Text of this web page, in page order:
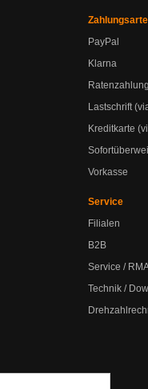
PayPal
Klarna
Lastschrift
Kreditkarte
Vorkasse
Service
Filialen
B2B
Service /
Technik /